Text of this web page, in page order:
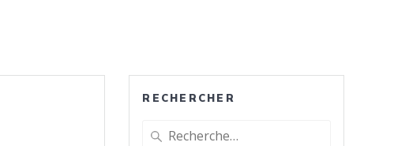
RECHERCHER
Recherche